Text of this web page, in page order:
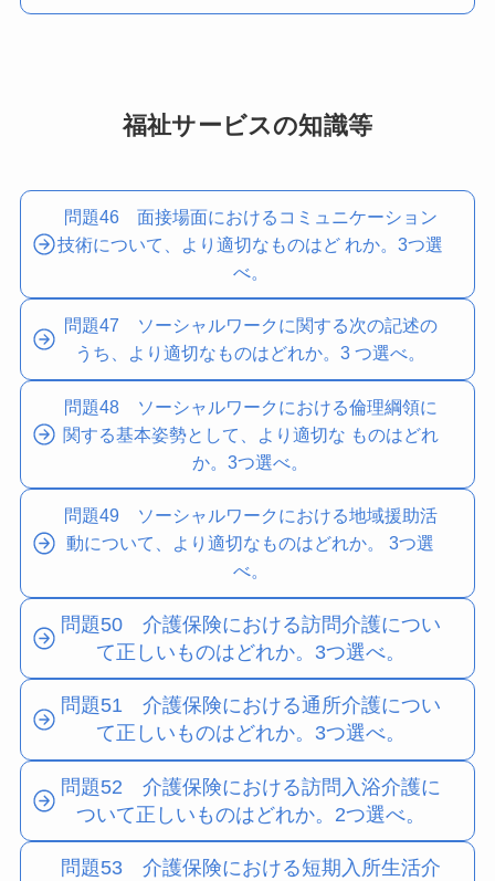
福祉サービスの知識等
問題46 面接場面におけるコミュニケーション
技術について、より適切なものはど れか。3つ選
べ。
問題47 ソーシャルワークに関する次の記述の
うち、より適切なものはどれか。3 つ選べ。
問題48 ソーシャルワークにおける倫理綱領に
関する基本姿勢として、より適切な ものはどれ
か。3つ選べ。
問題49 ソーシャルワークにおける地域援助活
動について、より適切なものはどれか。 3つ選
べ。
問題50 介護保険における訪問介護につい
て正しいものはどれか。3つ選べ。
問題51 介護保険における通所介護につい
て正しいものはどれか。3つ選べ。
問題52 介護保険における訪問入浴介護に
ついて正しいものはどれか。2つ選べ。
問題53 介護保険における短期入所生活介